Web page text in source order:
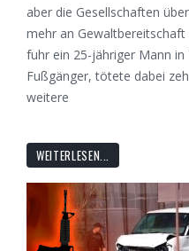
aber die Gesellschaften
mehr an
fuhr ein 25-jähriger Mann
Fußgänger, tötete dabei
weitere
WEITERLESEN...